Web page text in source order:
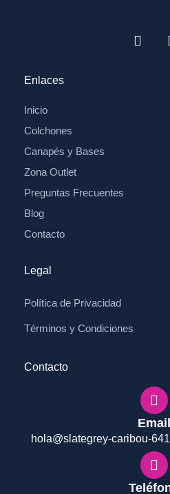
Enlaces
Inicio
Colchones
Canapés y Bases
Zona Outlet
Preguntas Frecuentes
Blog
Contacto
Legal
Política de Privacidad
Términos y Condiciones
Contacto
Email
hola@slategrey-caribou-